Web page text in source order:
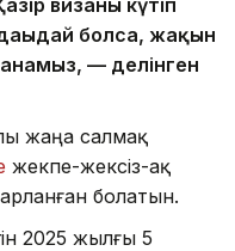
болса, жақын
— делінген
жаңа салмақ
жекпе-жексіз-ақ
болатын.
2025 жылғы 5